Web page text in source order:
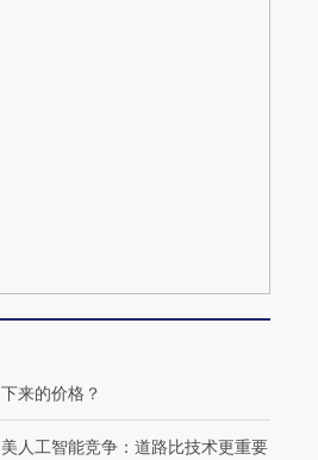
种
度Z世代 用街头抗争将教
育部长拱下台
来的价格？
人工智能竞争：道路比技术更重要